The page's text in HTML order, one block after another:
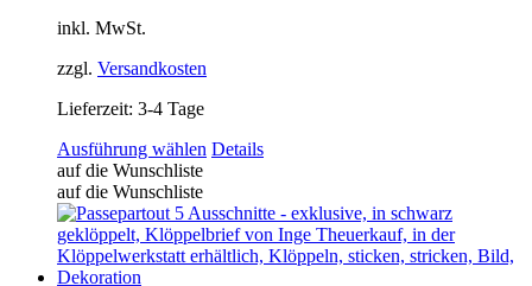
inkl. MwSt.
zzgl. Versandkosten
Lieferzeit: 3-4 Tage
Ausführung wählen Dieses
mehrere
Varianten
auf.
Details
auf die Wunschliste
auf die Wunschliste